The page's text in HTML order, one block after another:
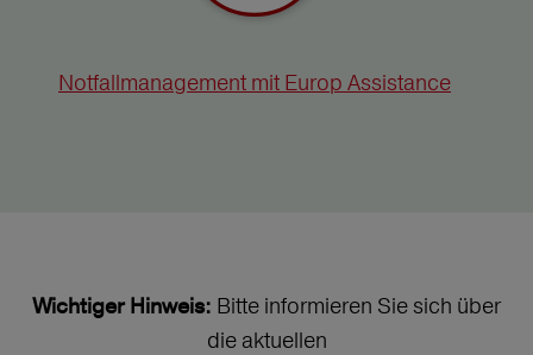
Notfallmanagement mit Europ Assistance
Wichtiger Hinweis: Bitte informieren Sie sich über
die aktuellen